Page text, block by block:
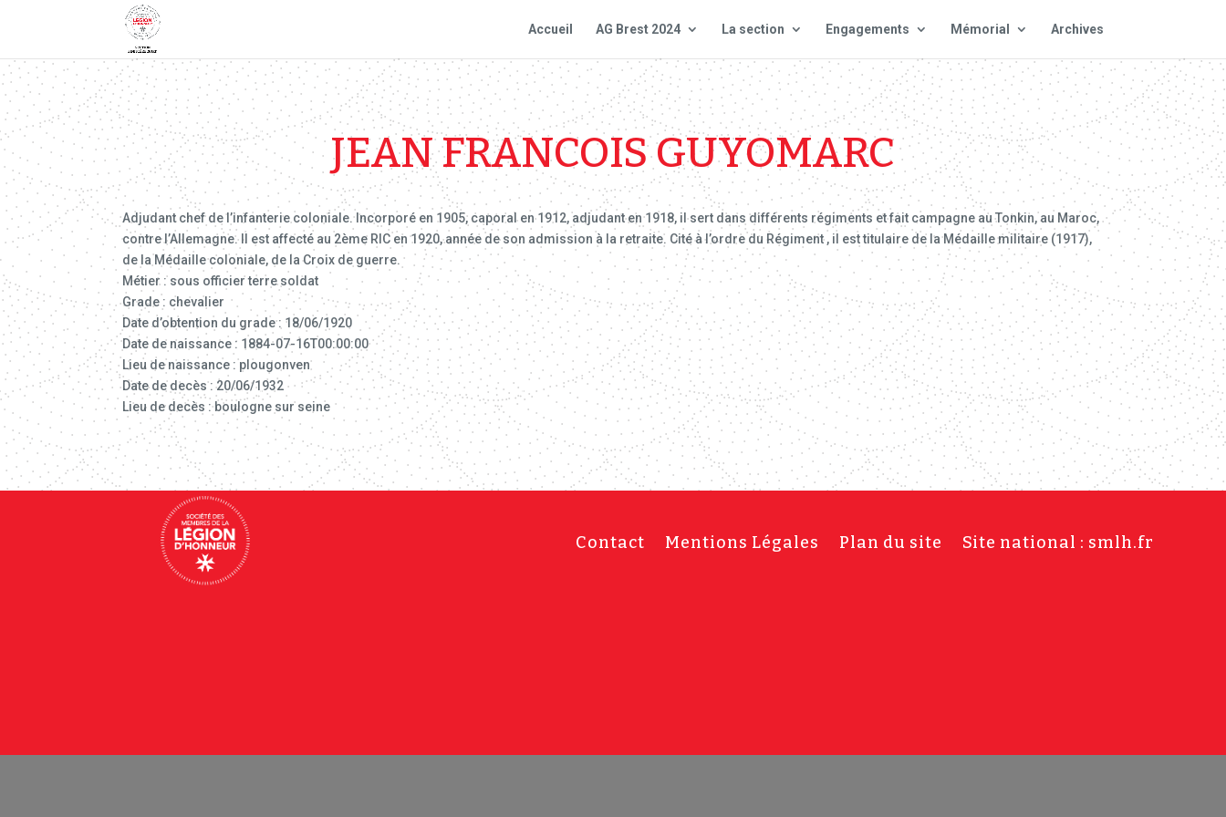
Accueil AG Brest 2024 La section Engagements Mémorial Archives
JEAN FRANCOIS GUYOMARC
Adjudant chef de l’infanterie coloniale. Incorporé en 1905, caporal en 1912, adjudant en 1918, il sert dans différents régiments et fait campagne au Tonkin, au Maroc,
contre l’Allemagne. Il est affecté au 2ème RIC en 1920, année de son admission à la retraite. Cité à l’ordre du Régiment , il est titulaire de la Médaille militaire (1917),
de la Médaille coloniale, de la Croix de guerre.
Métier : sous officier terre soldat
Grade : chevalier
Date d’obtention du grade : 18/06/1920
Date de naissance : 1884-07-16T00:00:00
Lieu de naissance : plougonven
Date de decès : 20/06/1932
Lieu de decès : boulogne sur seine
Contact Mentions Légales Plan du site Site national : smlh.fr